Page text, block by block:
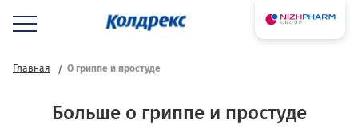
Главная О гриппе и простуде
Больше о гриппе и простуде